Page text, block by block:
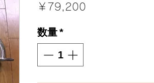
￥79,200
数量*